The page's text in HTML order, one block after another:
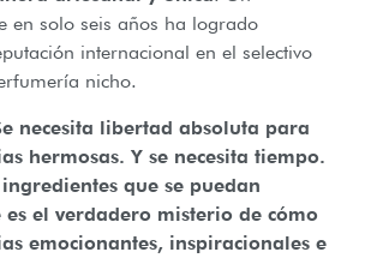
en solo seis años ha logrado
internacional en el selectivo
nicho.
necesita libertad absoluta para
hermosas. Y se necesita tiempo.
que se puedan
es el verdadero misterio de cómo
emocionantes, inspiracionales e